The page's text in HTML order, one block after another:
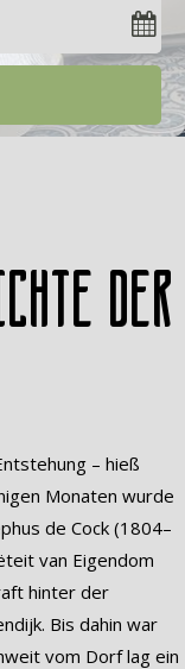
der
– hieß
Monaten wurde
de Cock (1804–
van Eigendom
hinter der
Bis dahin war
vom Dorf lag ein